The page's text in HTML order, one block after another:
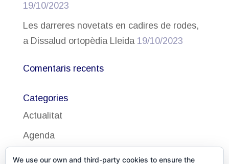
19/10/2023
Les darreres novetats en cadires de rodes,
a Dissalud ortopèdia Lleida 19/10/2023
Comentaris recents
Categories
Actualitat
Agenda
Uncategorized
We use our own and third-party cookies to ensure the